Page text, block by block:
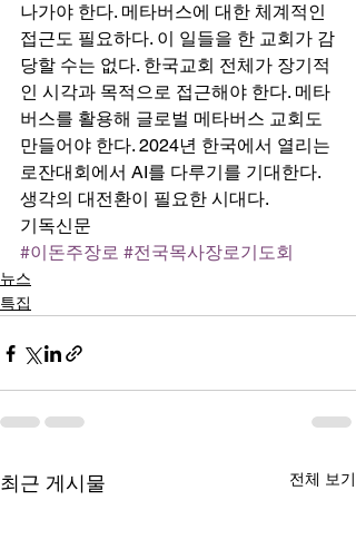
나가야 한다. 메타버스에 대한 체계적인
접근도 필요하다. 이 일들을 한 교회가 감
당할 수는 없다. 한국교회 전체가 장기적
인 시각과 목적으로 접근해야 한다. 메타
버스를 활용해 글로벌 메타버스 교회도
만들어야 한다. 2024년 한국에서 열리는
로잔대회에서 AI를 다루기를 기대한다.
생각의 대전환이 필요한 시대다.
기독신문
#이돈주장로 #전국목사장로기도회
뉴스
특집
최근 게시물 전체 보기